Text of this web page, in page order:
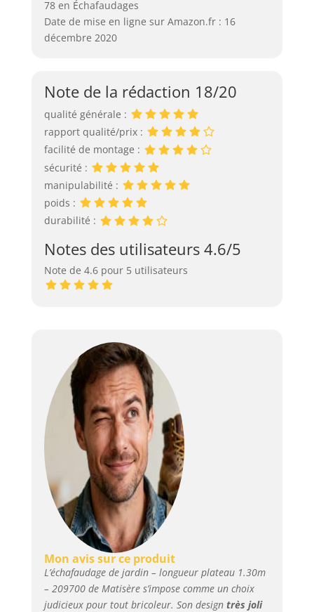
78 en Échafaudages
Date de mise en ligne sur Amazon.fr : 16
décembre 2020
Note de la rédaction 18/20
qualité générale :
rapport qualité/prix :
facilité de montage :
sécurité :
manipulabilité :
poids :
durabilité :
Notes des utilisateurs 4.6/5
Note de 4.6 pour 5 utilisateurs
Mon avis sur ce produit
L’échafaudage de jardin – longueur plateau 1.30m
– 209700 de Matisère s’impose comme un choix
judicieux pour tout bricoleur. Son design très joli